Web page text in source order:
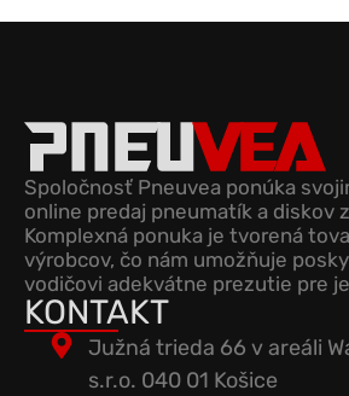
Spoločnosť Pneuvea ponúka
online predaj pneumatík a diskov
Komplexná ponuka je tvorená
výrobcov, čo nám umožňuje
vodičovi adekvátne prezutie pre
KONTAKT
Južná trieda 66 v areáli
s.r.o. 040 01 Košice